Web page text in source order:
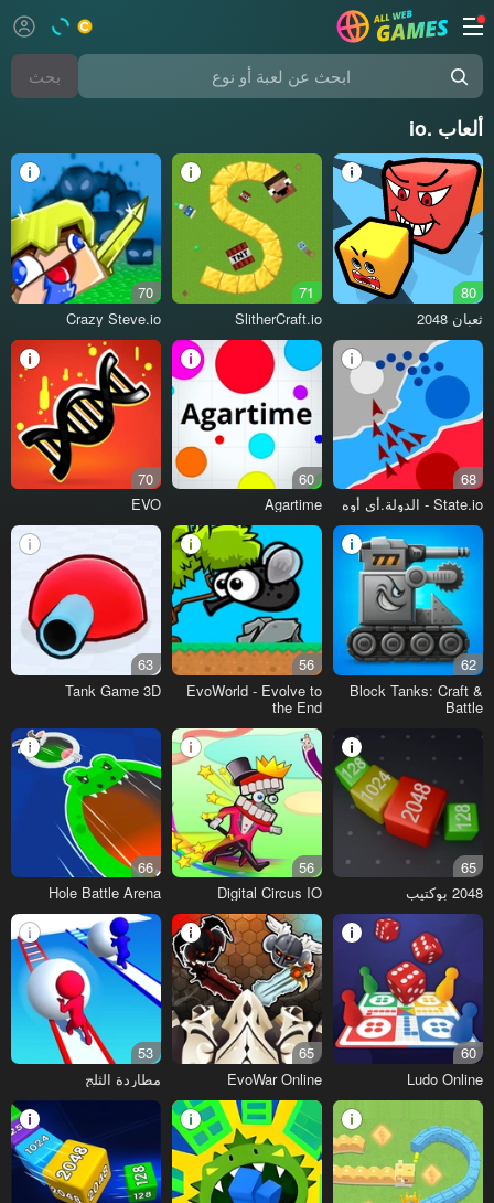
ابحث عن لعبة أو نوع بحث
ألعاب .io
80
ثعبان 2048
71
SlitherCraft.io
70
Crazy Steve.io
68
State.io - الدولة.أي أوه
60
Agartime
70
EVO
62
Block Tanks: Craft &
Battle
56
EvoWorld - Evolve to
the End
63
Tank Game 3D
65
2048 بوكتيب
56
Digital Circus IO
66
Hole Battle Arena
60
Ludo Online
65
EvoWar Online
53
مطاردة الثلج